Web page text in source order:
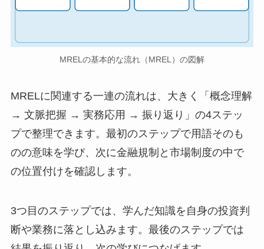
MRELの基本的な流れ（MREL）の図解
MRELに関連する一連の流れは、大きく「概念理解
→ 文脈把握 → 実務応用 → 振り返り」の4ステッ
プで整理できます。最初のステップで用語そのも
のの意味を学び、次に金融規制と市場制度の中で
の位置付けを確認します。
3つ目のステップでは、学んだ知識を自身の投資判
断や業務に落とし込みます。最後のステップでは